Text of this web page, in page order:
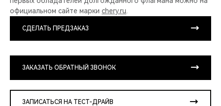
официальном сайте марки chery.ru
СДЕЛАТЬ ПРЕДЗАКАЗ
ЗАКАЗАТЬ ОБРАТНЫЙ ЗВОНОК
ЗАПИСАТЬСЯ НА ТЕСТ-ДРАЙВ